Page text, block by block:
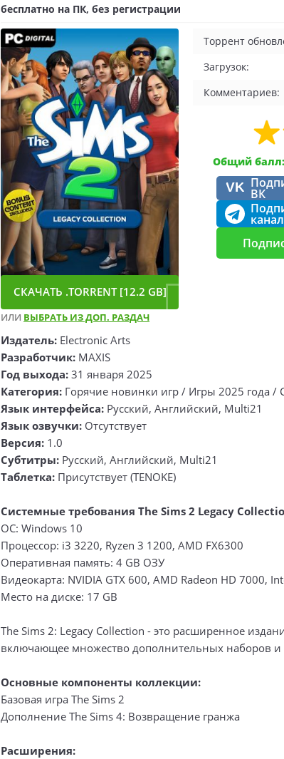
бесплатно на ПК, без регистрации
СКАЧАТЬ .TORRENT [12.2 GB]
ИЛИ ВЫБРАТЬ ИЗ ДОП. РАЗДАЧ
Торрент
Загрузок:
Комментариев:
Общий балл:
VK ВК
канал
Издатель: Electronic Arts
Разработчик: MAXIS
Год выхода: 31 января 2025
Категория: Горячие новинки игр / Игры 2025 года /
Язык интерфейса: Русский, Английский, Multi21
Язык озвучки: Отсутствует
Версия: 1.0
Субтитры: Русский, Английский, Multi21
Таблетка: Присутствует (TENOKE)
Системные требования The Sims 2 Legacy
ОС: Windows 10
Процессор: i3 3220, Ryzen 3 1200, AMD FX6300
Оперативная память: 4 GB ОЗУ
Видеокарта: NVIDIA GTX 600, AMD Radeon HD 7000,
Место на диске: 17 GB
The Sims 2: Legacy Collection - это расширенное
включающее множество дополнительных наборов и
Основные компоненты коллекции:
Базовая игра The Sims 2
Дополнение The Sims 4: Возвращение гранжа
Расширения: